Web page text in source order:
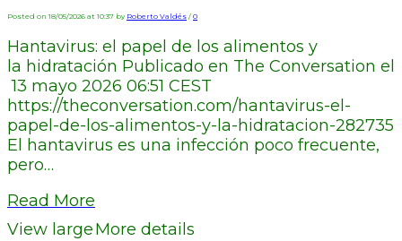
Posted on 18/05/2026 at 10:37 by Roberto Valdés / 0
Hantavirus: el papel de los alimentos y
la hidratación Publicado en The Conversation el
13 mayo 2026 06:51 CEST
https://theconversation.com/hantavirus-el-
papel-de-los-alimentos-y-la-hidratacion-282735
El hantavirus es una infección poco frecuente,
pero…
Read More
View largeMore details